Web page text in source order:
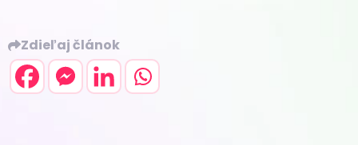
Zdieľaj článok